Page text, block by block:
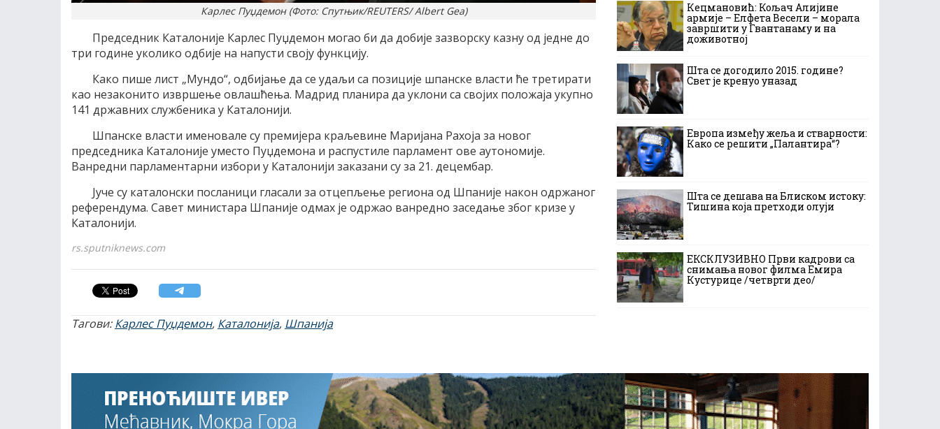
Карлес Пуџдемон (Фото: Спутњик/REUTERS/ Albert Gea)
Председник Каталоније Карлес Пуџдемон могао би да добије зазворску казну од једне до
три године уколико одбије на напусти своју функцију.
Како пише лист „Мундо“, одбијање да се удаљи са позиције шпанске власти ће третирати
као незаконито извршење овлашћења. Мадрид планира да уклони са својих положаја укупно
141 државних службеника у Каталонији.
Шпанске власти именовале су премијера краљевине Маријана Рахоја за новог
председника Каталоније уместо Пуџдемона и распустиле парламент ове аутономије.
Ванредни парламентарни избори у Каталонији заказани су за 21. децембар.
Јуче су каталонски посланици гласали за отцепљење региона од Шпаније након одржаног
референдума. Савет министара Шпаније одмах је одржао ванредно заседање због кризе у
Каталонији.
rs.sputniknews.com
Тагови:Карлес Пуџдемон, Каталонија, Шпанија
Кецмановић: Кољач Алијине
армије – Елфета Весели – морала
завршити у Гвантанаму и на
доживотној
Шта се догодило 2015. године?
Свет је кренуо уназад
Европа између жеља и стварности:
Како се решити „Палантира“?
Шта се дешава на Блиском истоку:
Тишина која претходи олуји
ЕКСКЛУЗИВНО Први кадрови са
снимања новог филма Емира
Кустурице /четврти део/